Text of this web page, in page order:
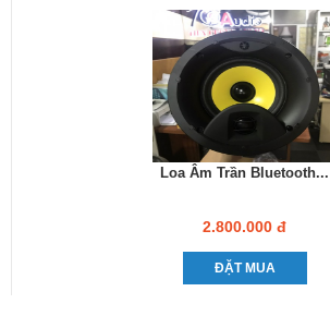
Loa Âm Trần Bluetooth...
2.800.000 đ
ĐẶT MUA